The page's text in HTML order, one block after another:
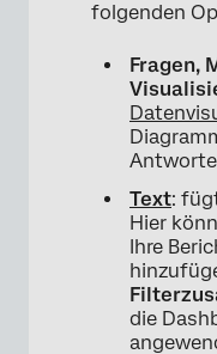
folgenden
Fragen,
Text:
Hier
Ihre
die